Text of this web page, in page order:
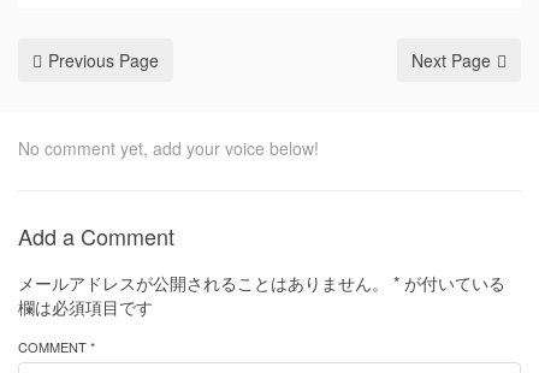
Previous Page Next Page
No comment yet, add your voice below!
Add a Comment
メールアドレスが公開されることはありません。 * が付いている
欄は必須項目です
COMMENT *